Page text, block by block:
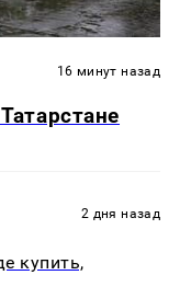
16 минут назад
2 дня назад
купить,